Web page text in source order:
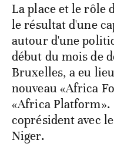
La place et le rôle
le résultat d'une
autour d'une
début du mois de
Bruxelles, a eu
nouveau «Africa
«Africa Platform».
coprésident avec
Niger.